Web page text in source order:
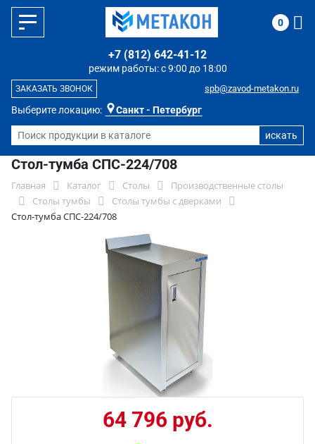
Выберите локацию: Санкт - Петербург
режим работы: с 9:00 до 18:00
+7 (812) 642-41-12
spb@zavod-metakon.ru
ЗАКАЗАТЬ ЗВОНОК
0
Стол-тумба СПС-224/708
Главная Каталог Столы
Производственные столы
Столы тумбы
Столы тумбы с дверками
Стол-тумба СПС-224/708
64 796 руб.